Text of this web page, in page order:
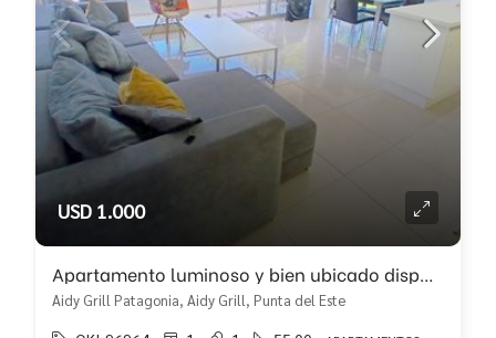
USD 1.000
Apartamento luminoso y bien ubicado disponible en alquiler anual!!
Aidy Grill Patagonia, Aidy Grill, Punta del Este